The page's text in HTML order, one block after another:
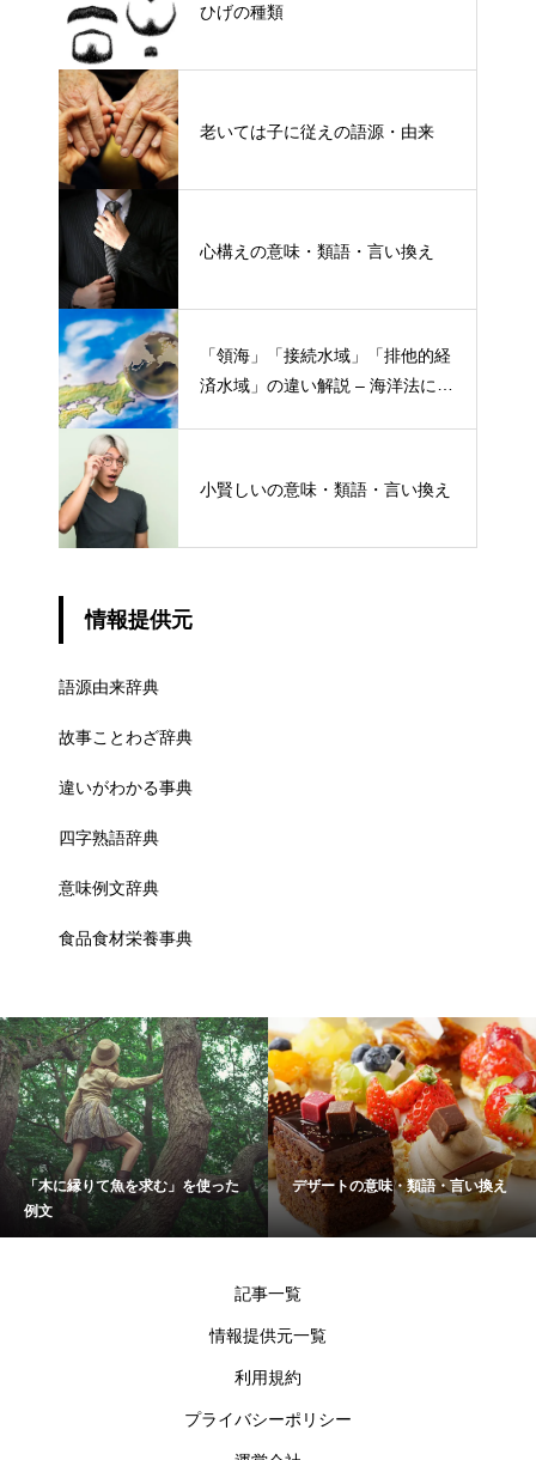
ひげの種類
老いては子に従えの語源・由来
心構えの意味・類語・言い換え
「領海」「接続水域」「排他的経
済水域」の違い解説 – 海洋法にお
小賢しいの意味・類語・言い換え
情報提供元
語源由来辞典
故事ことわざ辞典
違いがわかる事典
四字熟語辞典
意味例文辞典
食品食材栄養事典
「木に縁りて魚を求む」を使った
例文
デザートの意味・類語・言い換え
記事一覧
情報提供元一覧
利用規約
プライバシーポリシー